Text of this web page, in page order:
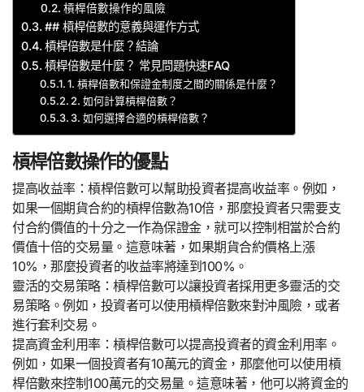
槓桿倍數操作的風險
## 槓桿倍數的意義與運作方式
槓桿倍數是什麼？結論
槓桿倍數是什麼？ 常見問題快速FAQ
1. 槓桿倍數和保證金制度之間的關係是什麼？
2. 如何計算槓桿倍數？
3. 如何選擇合適的槓桿倍數？
槓桿倍數操作的優點
提高收益率：槓桿倍數可以幫助投資者提高收益率。例如，
如果一個期貨合約的槓桿倍數為10倍，那麼投資者只需要支
付合約價值的十分之一作為保證金，就可以控制相當於合約
價值十倍的交易量。這意味著，如果期貨合約價格上漲
10%，那麼投資者的收益率將達到100%。
靈活的交易策略：槓桿倍數可以讓投資者採用更多靈活的交
易策略。例如，投資者可以使用槓桿倍數來對沖風險，或者
進行套利交易。
提高資金利用率：槓桿倍數可以提高投資者的資金利用率。
例如，如果一個投資者有10萬元的資金，那麼他可以使用槓
桿倍數來控制100萬元的交易量。這意味著，他可以將資金的